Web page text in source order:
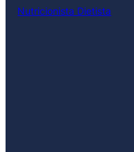
Nutricionista Dietista